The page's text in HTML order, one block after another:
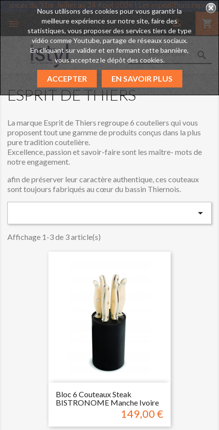
vacances du 31er Juillet au 24 Août 2026 ! Les expéditions
 shopping_cart


Nous utilisons des cookies pour vous garantir la
meilleure expérience sur notre site, faire des
statistiques, vous proposer des services tiers de type
vidéo comme Youtube, partage de réseaux sociaux.
En cliquant sur valider et en fermant cette bannière,
vous acceptez le dépôt des cookies.
ACCEPTER EN SAVOIR PLUS
ESPRIT DE THIERS
La marque Esprit de Thiers regroupe 6 couteliers qui vous
proposent tout une gamme de produits conçus dans la plus
pure tradition coutelière.
Excellence, passion et savoir-faire sont les maître- mots de
notre engagement.
afin de préserver leur caractère authentique, ces couteaux
sont toujours fabriqués au cœur du bassin Thiernois.

Affichage 1-3 de 3 article(s)
Bloc 6 Couteaux Steak
BISTRONOME Manche Ivoire
Prix
149,00 €